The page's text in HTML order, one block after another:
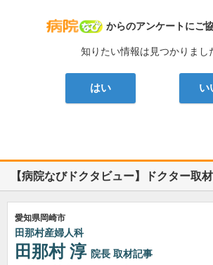
病院なび
からのアンケートにご
知りたい情報は見つかりまし
はい い
【病院なびドクタビュー】ドクター取
愛知県岡崎市
田那村産婦人科
田那村 淳 院長 取材記事